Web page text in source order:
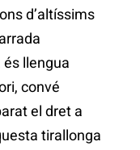
d’altíssims
llengua
convé
el dret a
tirallonga